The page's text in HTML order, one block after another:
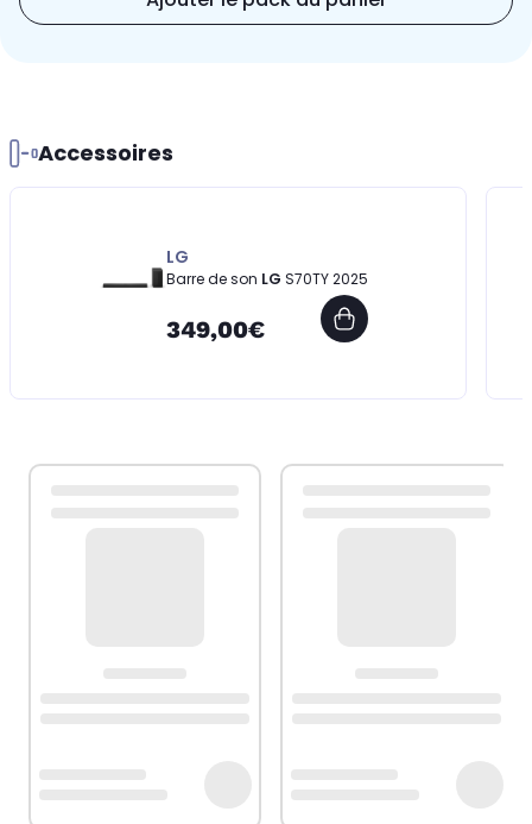
Accessoires
LG
Barre de son LG S70TY 2025
349,00€